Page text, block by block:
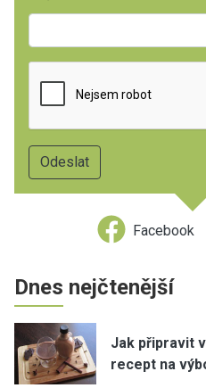
Facebook
Dnes nejčtenější
Jak připravit
recept na